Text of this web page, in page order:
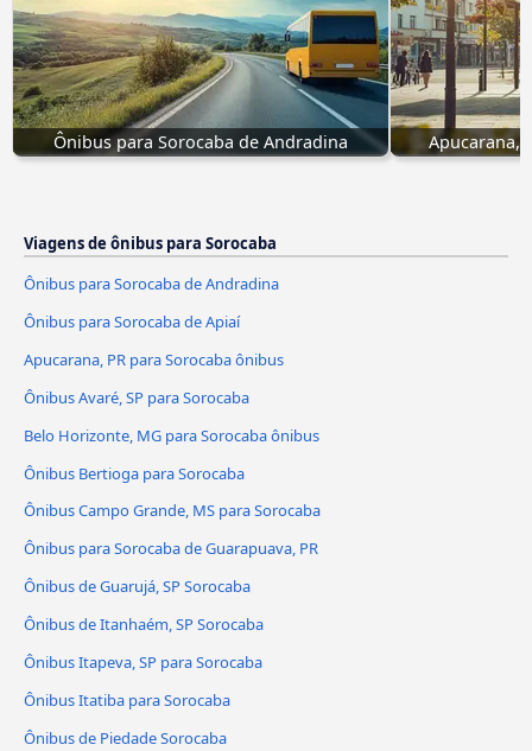
Ônibus para Sorocaba de Andradina Apucarana,
Viagens de ônibus para Sorocaba
Ônibus para Sorocaba de Andradina
Ônibus para Sorocaba de Apiaí
Apucarana, PR para Sorocaba ônibus
Ônibus Avaré, SP para Sorocaba
Belo Horizonte, MG para Sorocaba ônibus
Ônibus Bertioga para Sorocaba
Ônibus Campo Grande, MS para Sorocaba
Ônibus para Sorocaba de Guarapuava, PR
Ônibus de Guarujá, SP Sorocaba
Ônibus de Itanhaém, SP Sorocaba
Ônibus Itapeva, SP para Sorocaba
Ônibus Itatiba para Sorocaba
Ônibus de Piedade Sorocaba